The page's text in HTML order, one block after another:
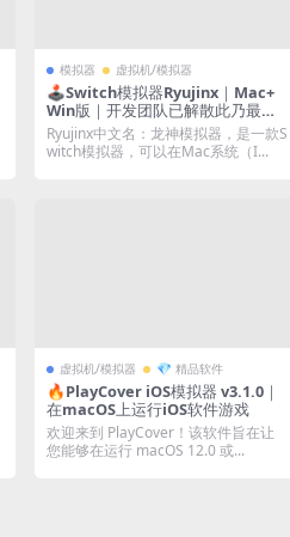
模拟器 虚拟机/模拟器
🕹️Switch模拟器Ryujinx｜Mac+
Win版｜开发团队已解散此乃最后
的绝唱版本
Ryujinx中文名：龙神模拟器，是一款S
witch模拟器，可以在Mac系统（I...
虚拟机/模拟器 💎 精品软件
🔥PlayCover iOS模拟器 v3.1.0｜
在macOS上运行iOS软件游戏
欢迎来到 PlayCover！该软件旨在让
您能够在运行 macOS 12.0 或...